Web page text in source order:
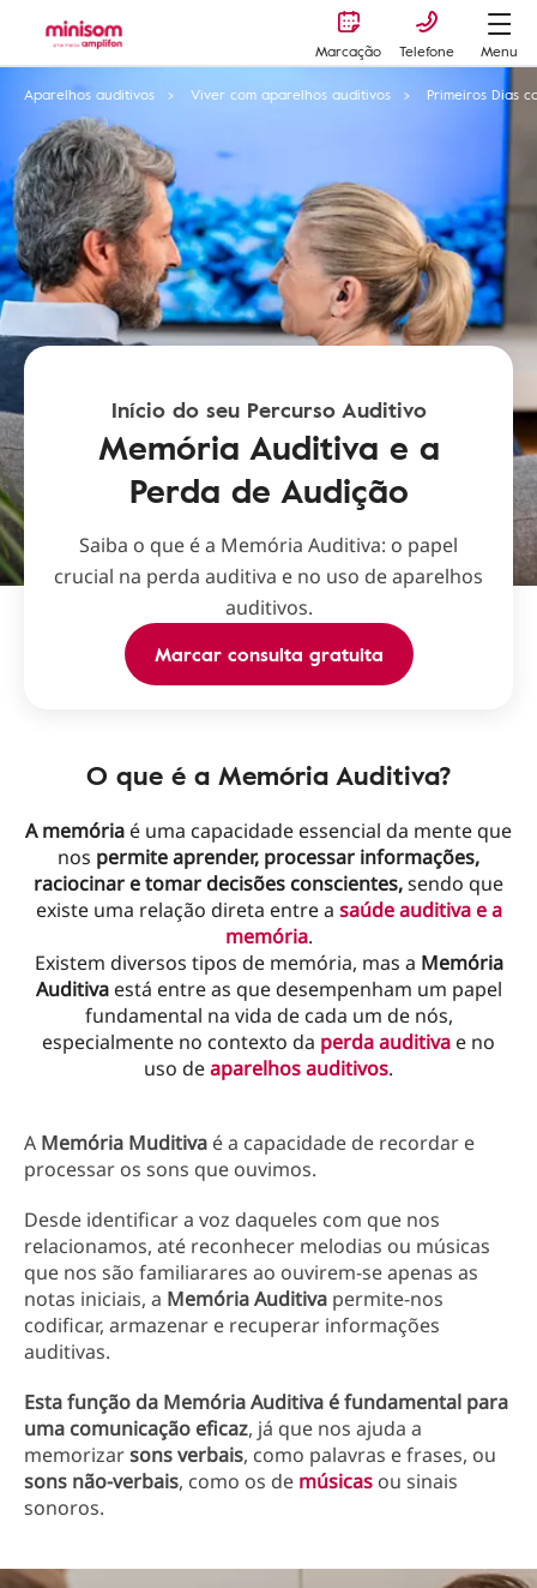
Marcação Telefone
Menu
Aparelhos auditivos
Viver com aparelhos auditivos Primeiros Dias
Início do seu Percurso Auditivo
Memória Auditiva e a
Perda de Audição
Saiba o que é a Memória Auditiva: o papel
crucial na perda auditiva e no uso de aparelhos
auditivos.
Marcar consulta gratuita
O que é a Memória Auditiva?
A memória é uma capacidade essencial da mente que
nos permite aprender, processar informações,
raciocinar e tomar decisões conscientes,sendo que
existe uma relação direta entre a saúde auditiva e a
memória.
Existem diversos tipos de memória, mas a Memória
Auditivaestá entre as que desempenham um papel
fundamental na vida de cada um de nós,
especialmente no contexto da perda auditiva e no
uso deaparelhos auditivos.
A Memória Muditiva é a capacidade de recordar e
processar os sons que ouvimos.
Desde identificar a voz daqueles com que nos
relacionamos, até reconhecer melodias ou músicas
que nos são familiarares ao ouvirem-se apenas as
notas iniciais, a Memória Auditiva permite-nos
codificar, armazenar e recuperar informações
auditivas.
Esta função da Memória Auditiva é fundamental para
uma comunicação eficaz, já que nos ajuda a
memorizarsons verbais, como palavras e frases, ou
sons não-verbais, como os de músicas ou sinais
sonoros.